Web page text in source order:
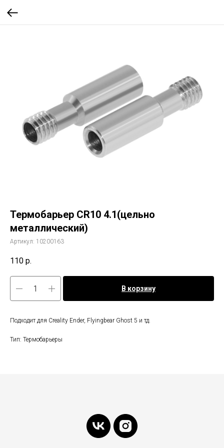
Термобарьер CR10 4.1(цельно
металлический)
Артикул: 10200163
110 р.
В корзину
Подходит для Creality Ender, Flyingbear Ghost 5 и тд.
Тип: Термобарьеры